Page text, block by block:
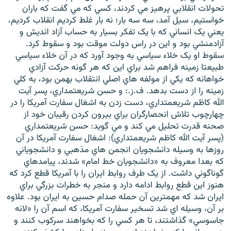
تحولات انقلابي پرهيز مي کردند، کسي که مي گفت که باران
خواستيم، سيل آمد، سه سه بار؛ نه بار غلط کرديم انقلاب کرديم،
يعني يک انساني که با يک تفکر بسيار به حساب آزاد انديش و
آزادمنشي بود و اين در راس دولت موقت بود و سقوط کرد.
سقوط او يک خلاء سياسي به وجود آورد که در آن خلاء سياسي
طبيعتا زمينه فراهم شد براي اين که هر گونه حرکت آزادي
خواهانه که يکي از مولفه هاي اصلي انتقلاب بهمن بود، به کلي
زمينه را از دست بدهد. ف.ز.: و حسن شريعتمداري، پسر آيت
الله کاظم شريعمتداري، دست زدن به اشغال سفارت آمريکا را در
چهارچوب تلاش انحصارگران براي بيرون کردن رقيبان خود از
صحنه قدرت تحليل مي کند و مي گويد: حسن شريعتمداري
(پسر آيت الله کاظم شريعمتداري): اشغال سفارت آمريکا در آن
روزها به وسيله دانشجويان انجمن هاي مذهبي و دانشجوياني
که بعدا معروف به «دانشجويان خط امام» شدند، پيامدهاي
گوناگوني داشت. از يک طرف روابط ايران را با آمريکا قطع کرد که
هنوز اين قطع روابط ادامه دارد و منجر به خطرات بزرگي براي
ايران شد که مهمترين آن حمله صدام حسين به ايران بود. علاوه
بر آن، وسيله اي شد تسخير سفارت آمريکا، که اسم آن را «لانه
جاسوسي» گذاشتند، تا هر کسي را که بخواهند سرکوب کنند و